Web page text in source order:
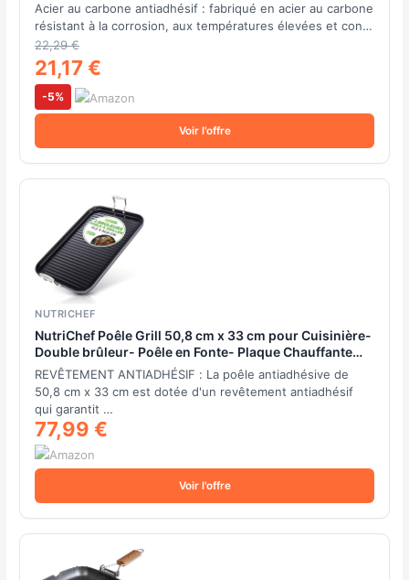
Acier au carbone antiadhésif : fabriqué en acier au carbone
résistant à la corrosion, aux températures élevées et con…
22,29 €
21,17 €
-5%
Voir l'offre
NUTRICHEF
NutriChef Poêle Grill 50,8 cm x 33 cm pour Cuisinière-
Double brûleur- Poêle en Fonte- Plaque Chauffante
Antiadhésive en Fonte Anodisée Dure, Noir
REVÊTEMENT ANTIADHÉSIF : La poêle antiadhésive de
50,8 cm x 33 cm est dotée d'un revêtement antiadhésif
qui garantit …
77,99 €
Voir l'offre